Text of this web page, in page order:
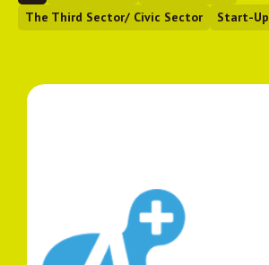
The Third Sector/ Civic Sector
Start-Up